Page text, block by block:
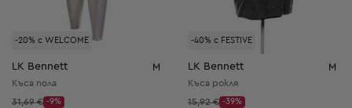
-20% с WELCOME
LK Bennett M
Къса пола
Начална цена:
31,69 € -9%
-40% с FESTIVE
LK Bennett M
Къса рокля
Начална цена:
15,92 € -39%